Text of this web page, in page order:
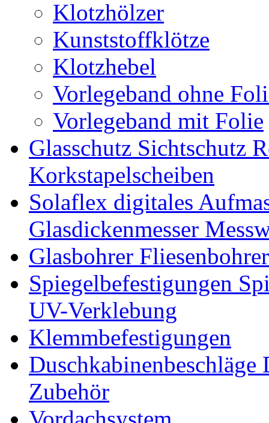
Klotzhölzer
Kunststoffklötze
Klotzhebel
Vorlegeband ohne
Vorlegeband mit Folie
Glasschutz Sichtschutz
Korkstapelscheiben
Solaflex digitales
Glasdickenmesser
Glasbohrer
Spiegelbefestigungen
UV-Verklebung
Klemmbefestigungen
Zubehör